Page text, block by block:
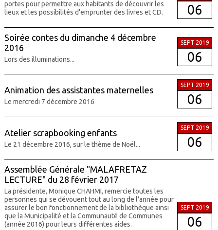
portes pour permettre aux habitants de découvrir les
lieux et les possibilités d'emprunter des livres et CD.
06
Soirée contes du dimanche 4 décembre
2016
Lors des illuminations...
SEPT 2019
06
Animation des assistantes maternelles
Le mercredi 7 décembre 2016
SEPT 2019
06
Atelier scrapbooking enfants
Le 21 décembre 2016, sur le thème de Noël...
SEPT 2019
06
Assemblée Générale "MALAFRETAZ
LECTURE" du 28 février 2017
La présidente, Monique CHAHMI, remercie toutes les
personnes qui se dévouent tout au long de l'année pour
assurer le bon fonctionnement de la bibliothèque ainsi
que la Municipalité et la Communauté de Communes
(année 2016) pour leurs différentes aides.
SEPT 2019
06